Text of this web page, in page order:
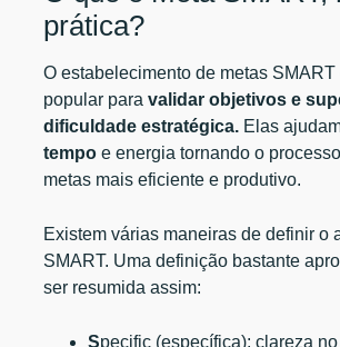
prática?
O estabelecimento de metas SMART
popular paravalidar objetivos e
dificuldade estratégica. Elas
tempo e energia tornando o
metas mais eficiente e produtivo.
Existem várias maneiras de definir o
SMART. Uma definição bastante
ser resumida assim:
Specific (específica): clareza